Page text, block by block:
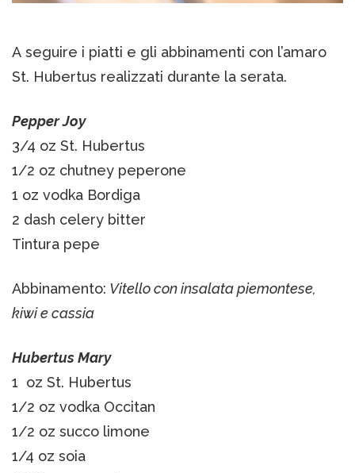
A seguire i piatti e gli abbinamenti con l’amaro
St. Hubertus realizzati durante la serata.
Pepper Joy
3/4 oz St. Hubertus
1/2 oz chutney peperone
1 oz vodka Bordiga
2 dash celery bitter
Tintura pepe
Abbinamento: Vitello con insalata piemontese,
kiwi e cassia
Hubertus Mary
1 oz St. Hubertus
1/2 oz vodka Occitan
1/2 oz succo limone
1/4 oz soia